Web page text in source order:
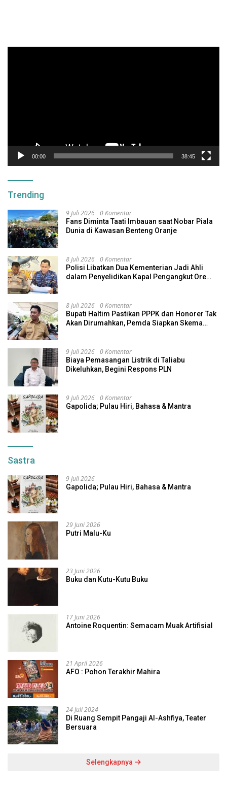
00:00 38:45
Trending
9 Juli 2026 0 Komentar
Fans Diminta Taati Imbauan saat Nobar Piala
Dunia di Kawasan Benteng Oranje
8 Juli 2026 0 Komentar
Polisi Libatkan Dua Kementerian Jadi Ahli
dalam Penyelidikan Kapal Pengangkut Ore
8 Juli 2026 0 Komentar
Bupati Haltim Pastikan PPPK dan Honorer Tak
Akan Dirumahkan, Pemda Siapkan Skema
9 Juli 2026 0 Komentar
Biaya Pemasangan Listrik di Taliabu
Dikeluhkan, Begini Respons PLN
9 Juli 2026 0 Komentar
Gapolida; Pulau Hiri, Bahasa & Mantra
Sastra
9 Juli 2026
Gapolida; Pulau Hiri, Bahasa & Mantra
29 Juni 2026
Putri Malu-Ku
23 Juni 2026
Buku dan Kutu-Kutu Buku
17 Juni 2026
Antoine Roquentin: Semacam Muak Artifisial
21 April 2026
AFO : Pohon Terakhir Mahira
24 Juli 2024
Di Ruang Sempit Pangaji Al-Ashfiya, Teater
Bersuara
Selengkapnya